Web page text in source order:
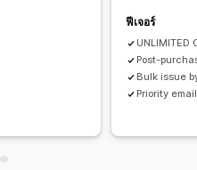
ฟีเจอร์
UNLIMITED
Post-
Bulk issue
Priority